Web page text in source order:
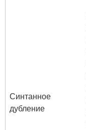
Синтанное
дубление